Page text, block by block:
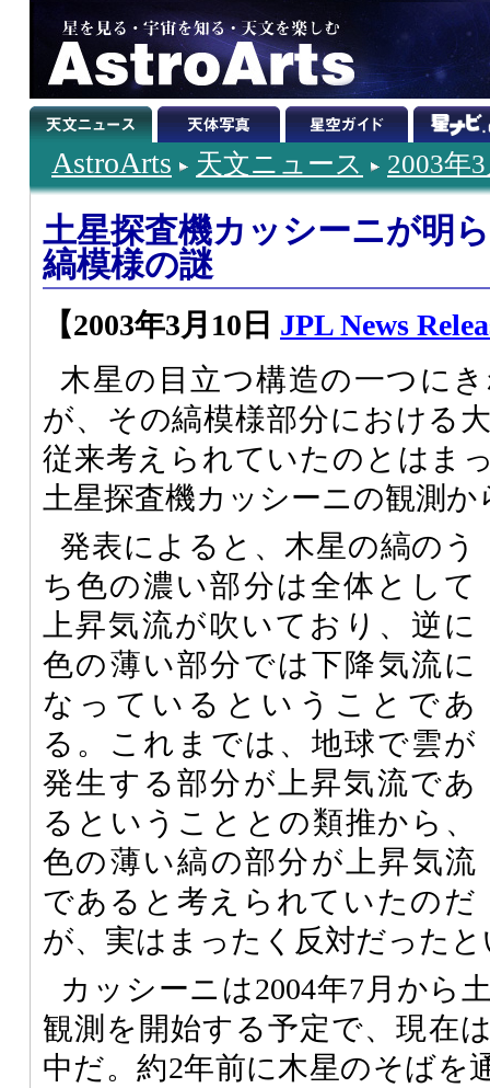
AstroArts 天文ニュース 2003年
土星探査機カッシーニが明
縞模様の謎
【2003年3月10日 JPL News
木星の目立つ構造の一つに
が、その縞模様部分における
従来考えられていたのとはま
土星探査機カッシーニの観測
発表によると、木星の縞のう
ち色の濃い部分は全体として
上昇気流が吹いており、逆に
色の薄い部分では下降気流に
なっているということであ
る。これまでは、地球で雲が
発生する部分が上昇気流であ
るということとの類推から、
色の薄い縞の部分が上昇気流
であると考えられていたのだ
が、実はまったく反対だった
カッシーニは2004年7月から
観測を開始する予定で、現在
中だ。約2年前に木星のそばを